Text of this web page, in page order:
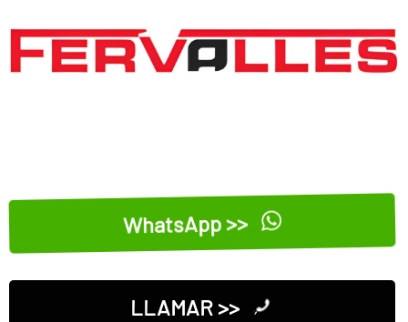
WhatsApp >>
LLAMAR >>